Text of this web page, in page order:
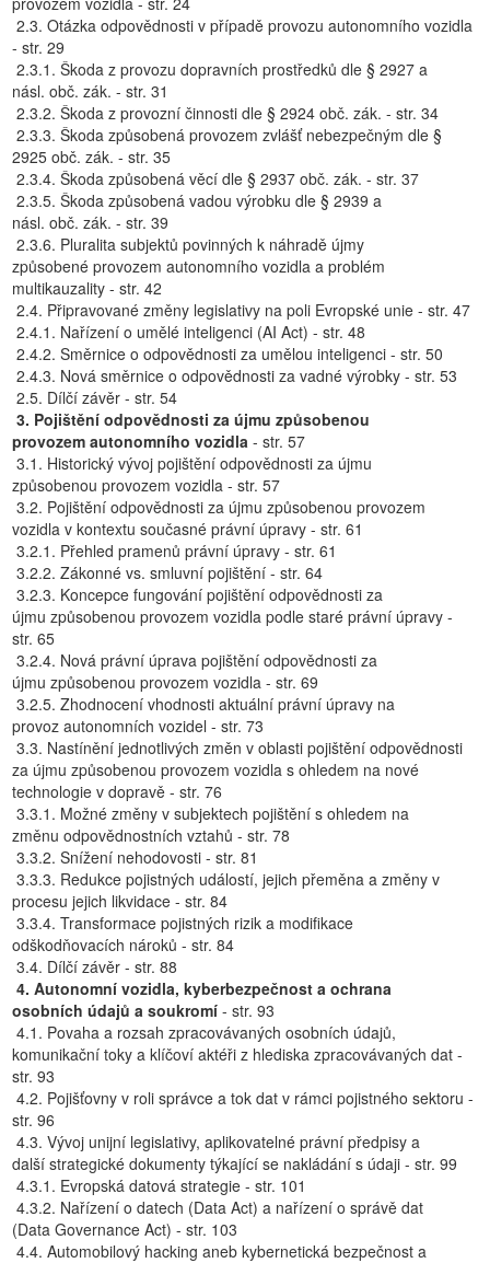
2.3. Otázka odpovědnosti v případě provozu autonomního vozidla
- str. 29
2.3.1. Škoda z provozu dopravních prostředků dle § 2927 a
násl. obč. zák. - str. 31
2.3.2. Škoda z provozní činnosti dle § 2924 obč. zák. - str. 34
2.3.3. Škoda způsobená provozem zvlášť nebezpečným dle §
2925 obč. zák. - str. 35
2.3.4. Škoda způsobená věcí dle § 2937 obč. zák. - str. 37
2.3.5. Škoda způsobená vadou výrobku dle § 2939 a
násl. obč. zák. - str. 39
2.3.6. Pluralita subjektů povinných k náhradě újmy
způsobené provozem autonomního vozidla a problém
multikauzality - str. 42
2.4. Připravované změny legislativy na poli Evropské unie - str. 47
2.4.1. Nařízení o umělé inteligenci (AI Act) - str. 48
2.4.2. Směrnice o odpovědnosti za umělou inteligenci - str. 50
2.4.3. Nová směrnice o odpovědnosti za vadné výrobky - str. 53
2.5. Dílčí závěr - str. 54
3. Pojištění odpovědnosti za újmu způsobenou
provozem autonomního vozidla - str. 57
3.1. Historický vývoj pojištění odpovědnosti za újmu
způsobenou provozem vozidla - str. 57
3.2. Pojištění odpovědnosti za újmu způsobenou provozem
vozidla v kontextu současné právní úpravy - str. 61
3.2.1. Přehled pramenů právní úpravy - str. 61
3.2.2. Zákonné vs. smluvní pojištění - str. 64
3.2.3. Koncepce fungování pojištění odpovědnosti za
újmu způsobenou provozem vozidla podle staré právní úpravy -
str. 65
3.2.4. Nová právní úprava pojištění odpovědnosti za
újmu způsobenou provozem vozidla - str. 69
3.2.5. Zhodnocení vhodnosti aktuální právní úpravy na
provoz autonomních vozidel - str. 73
3.3. Nastínění jednotlivých změn v oblasti pojištění odpovědnosti
za újmu způsobenou provozem vozidla s ohledem na nové
technologie v dopravě - str. 76
3.3.1. Možné změny v subjektech pojištění s ohledem na
změnu odpovědnostních vztahů - str. 78
3.3.2. Snížení nehodovosti - str. 81
3.3.3. Redukce pojistných událostí, jejich přeměna a změny v
procesu jejich likvidace - str. 84
3.3.4. Transformace pojistných rizik a modifikace
odškodňovacích nároků - str. 84
3.4. Dílčí závěr - str. 88
4. Autonomní vozidla, kyberbezpečnost a ochrana
osobních údajů a soukromí - str. 93
4.1. Povaha a rozsah zpracovávaných osobních údajů,
komunikační toky a klíčoví aktéři z hlediska zpracovávaných dat -
str. 93
4.2. Pojišťovny v roli správce a tok dat v rámci pojistného sektoru -
str. 96
4.3. Vývoj unijní legislativy, aplikovatelné právní předpisy a
další strategické dokumenty týkající se nakládání s údaji - str. 99
4.3.1. Evropská datová strategie - str. 101
4.3.2. Nařízení o datech (Data Act) a nařízení o správě dat
(Data Governance Act) - str. 103
4.4. Automobilový hacking aneb kybernetická bezpečnost a